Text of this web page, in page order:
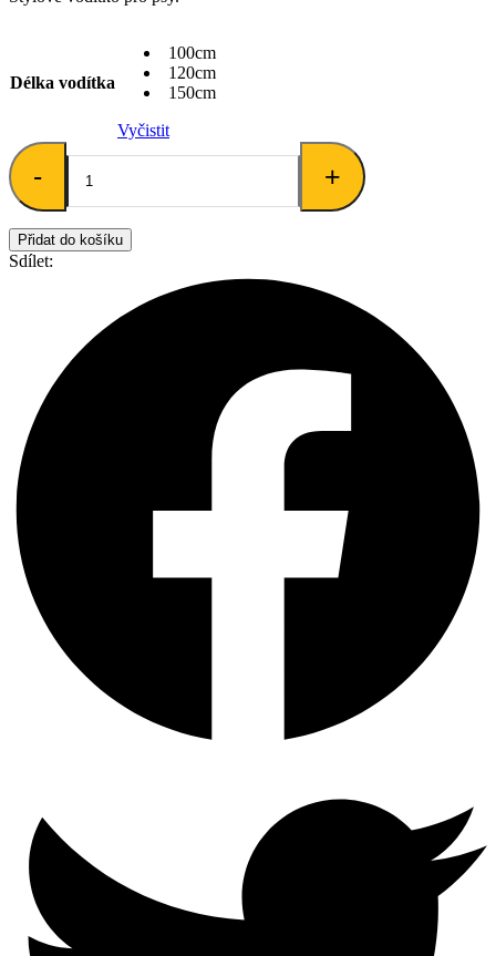
Délka vodítka
100cm
120cm
150cm
Vyčistit
-
Vodítko
pro
psy
"Biocord"
-
červená/růžová
+
Přidat do košíku
Sdílet: